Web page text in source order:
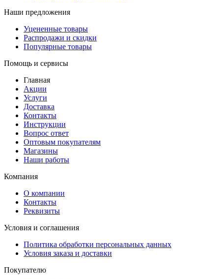
Наши предложения
Уцененные товары
Распродажи и скидки
Популярные товары
Помощь и сервисы
Главная
Акции
Услуги
Доставка
Контакты
Инструкции
Вопрос ответ
Оптовым покупателям
Магазины
Наши работы
Компания
О компании
Контакты
Реквизиты
Условия и соглашения
Политика обработки персональных данных
Условия заказа и доставки
Покупателю